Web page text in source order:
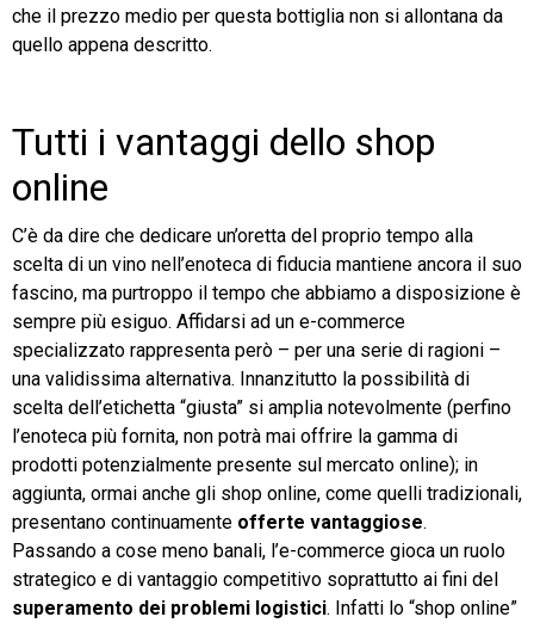
che il prezzo medio per questa bottiglia non si allontana da
quello appena descritto.
Tutti i vantaggi dello shop
online
C’è da dire che dedicare un’oretta del proprio tempo alla
scelta di un vino nell’enoteca di fiducia mantiene ancora il suo
fascino, ma purtroppo il tempo che abbiamo a disposizione è
sempre più esiguo. Affidarsi ad un e-commerce
specializzato rappresenta però – per una serie di ragioni –
una validissima alternativa. Innanzitutto la possibilità di
scelta dell’etichetta “giusta” si amplia notevolmente (perfino
l’enoteca più fornita, non potrà mai offrire la gamma di
prodotti potenzialmente presente sul mercato online); in
aggiunta, ormai anche gli shop online, come quelli tradizionali,
presentano continuamente offerte vantaggiose.
Passando a cose meno banali, l’e-commerce gioca un ruolo
strategico e di vantaggio competitivo soprattutto ai fini del
superamento dei problemi logistici. Infatti lo “shop online”